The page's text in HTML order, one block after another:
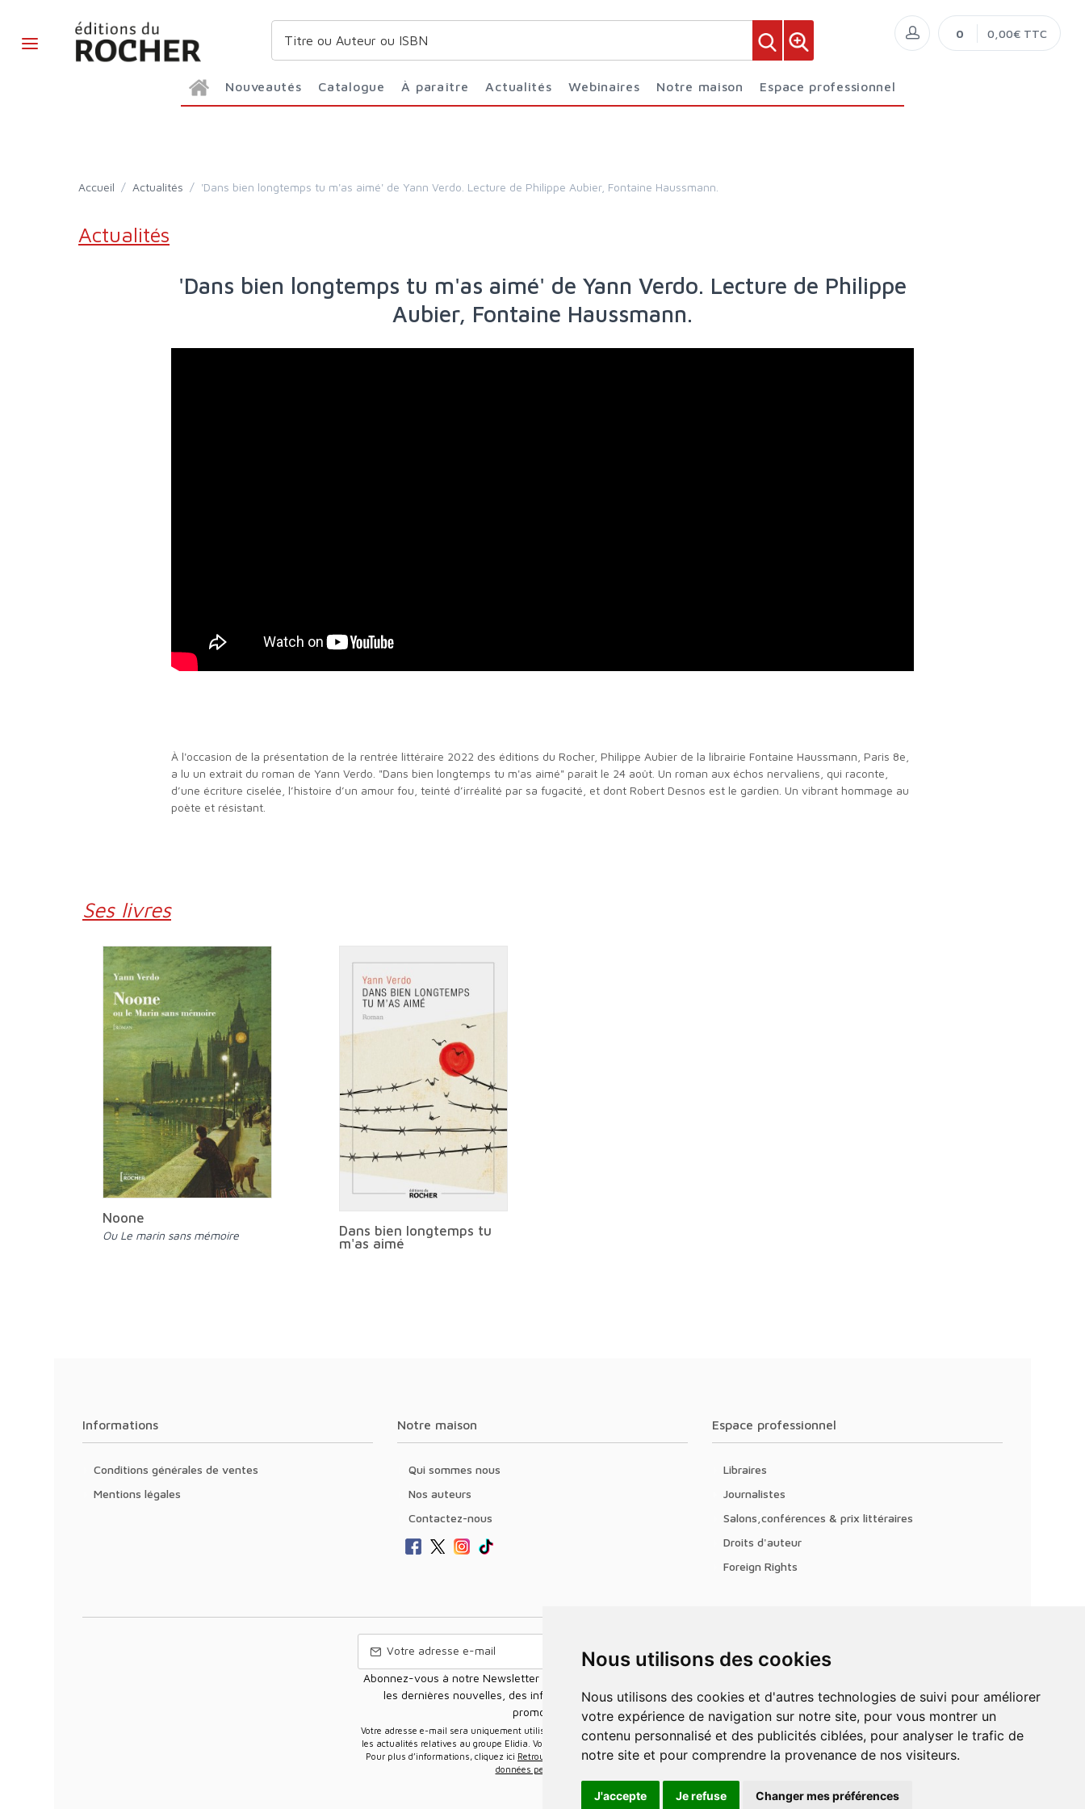
Nous utilisons des cookies
Nous utilisons des cookies et d'autres technologies de suivi pour améliorer
votre expérience de navigation sur notre site, pour vous montrer un
contenu personnalisé et des publicités ciblées, pour analyser le trafic de
notre site et pour comprendre la provenance de nos visiteurs.
J'accepte Je refuse Changer mes préférences
Nouveautés Catalogue À paraître Actualités Webinaires Notre maison Espace professionnel
0 0,00€ TTC
Accueil / Actualités / 'Dans bien longtemps tu m'as aimé' de Yann Verdo. Lecture de Philippe Aubier, Fontaine Haussmann.
Actualités
'Dans bien longtemps tu m'as aimé' de Yann Verdo. Lecture de Philippe
Aubier, Fontaine Haussmann.
À l'occasion de la présentation de la rentrée littéraire 2022 des éditions du Rocher, Philippe Aubier de la librairie Fontaine Haussmann, Paris 8e,
a lu un extrait du roman de Yann Verdo. "Dans bien longtemps tu m'as aimé" paraît le 24 août. Un roman aux échos nervaliens, qui raconte,
d’une écriture ciselée, l’histoire d’un amour fou, teinté d’irréalité par sa fugacité, et dont Robert Desnos est le gardien. Un vibrant hommage au
poète et résistant.
Ses livres
Noone
ou Le marin sans mémoire
Dans bien longtemps tu
m'as aimé
Informations
Conditions générales de ventes
Mentions légales
Notre maison
Qui sommes nous
Nos auteurs
Contactez-nous
Espace professionnel
Libraires
Journalistes
Salons,conférences & prix littéraires
Droits d'auteur
Foreign Rights
Abonnez-vous à notre Newsletter pour recevoir nos nouvelles offres,
les dernières nouvelles, des informations sur les ventes et les
promotions.
Votre adresse e-mail sera uniquement utilisée pour vous envoyer des informations sur
les actualités relatives au groupe Elidia. Vous pouvez vous désinscrire à tout moment.
Pour plus d’informations, cliquez ici Retrouvez ici notre politique de protection de vos
données personnelles